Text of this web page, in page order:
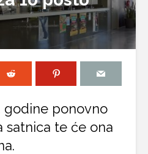
godine ponovno
satnica te će ona